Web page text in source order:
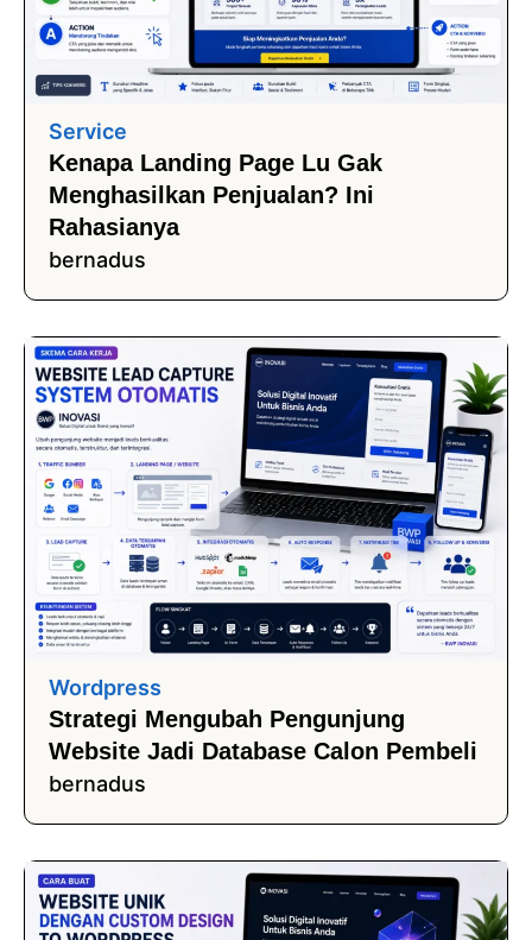
Service
Kenapa Landing Page Lu Gak
Menghasilkan Penjualan? Ini
Rahasianya
bernadus
Wordpress
Strategi Mengubah Pengunjung
Website Jadi Database Calon Pembeli
bernadus